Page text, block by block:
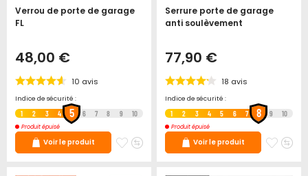
Verrou de porte de garage
FL
48,00 €
10 avis
Indice de sécurité :
1 2 3 4 5 6 7 8 9 10
Produit épuisé
Voir le produit
AjouterAjouter
Serrure porte de garage
anti soulèvement
77,90 €
18 avis
Indice de sécurité :
1 2 3 4 5 6 7 8 9 10
Produit épuisé
Voir le produit